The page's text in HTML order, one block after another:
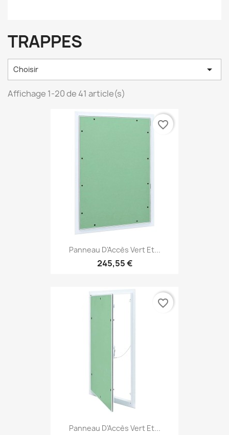
TRAPPES
Choisir 
Affichage 1-20 de 41 article(s)
Panneau D'Accès Vert Et...
245,55 €
favorite_border
Panneau D'Accès Vert Et...
favorite_border